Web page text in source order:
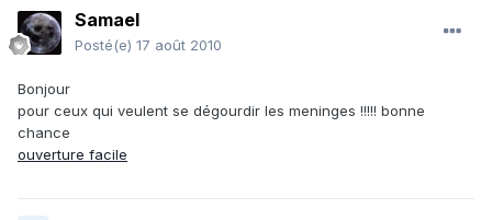
Samael
Posté(e) 17 août 2010
Bonjour
pour ceux qui veulent se dégourdir les meninges !!!!! bonne
chance
ouverture facile